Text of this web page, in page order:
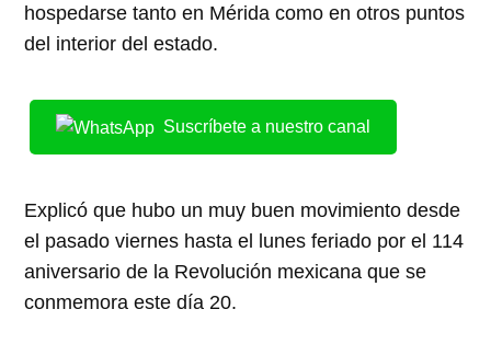
hospedarse tanto en Mérida como en otros puntos
del interior del estado.
Suscríbete a nuestro canal
Explicó que hubo un muy buen movimiento desde
el pasado viernes hasta el lunes feriado por el 114
aniversario de la Revolución mexicana que se
conmemora este día 20.